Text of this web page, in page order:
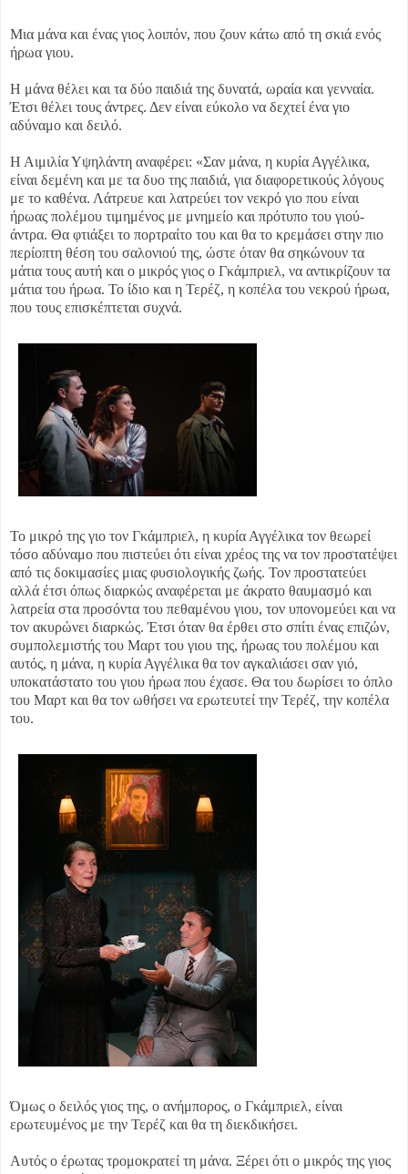
Μια μάνα και ένας γιος λοιπόν, που ζουν κάτω από τη σκιά ενός
ήρωα γιου.
Η μάνα θέλει και τα δύο παιδιά της δυνατά, ωραία και γενναία.
Έτσι θέλει τους άντρες. Δεν είναι εύκολο να δεχτεί ένα γιο
αδύναμο και δειλό.
Η Αιμιλία Υψηλάντη αναφέρει: «Σαν μάνα, η κυρία Αγγέλικα,
είναι δεμένη και με τα δυο της παιδιά, για διαφορετικούς λόγους
με το καθένα. Λάτρευε και λατρεύει τον νεκρό γιο που είναι
ήρωας πολέμου τιμημένος με μνημείο και πρότυπο του γιού-
άντρα. Θα φτιάξει το πορτραίτο του και θα το κρεμάσει στην πιο
περίοπτη θέση του σαλονιού της, ώστε όταν θα σηκώνουν τα
μάτια τους αυτή και ο μικρός γιος ο Γκάμπριελ, να αντικρίζουν τα
μάτια του ήρωα. Το ίδιο και η Τερέζ, η κοπέλα του νεκρού ήρωα,
που τους επισκέπτεται συχνά.
Το μικρό της γιο τον Γκάμπριελ, η κυρία Αγγέλικα τον θεωρεί
τόσο αδύναμο που πιστεύει ότι είναι χρέος της να τον προστατέψει
από τις δοκιμασίες μιας φυσιολογικής ζωής. Τον προστατεύει
αλλά έτσι όπως διαρκώς αναφέρεται με άκρατο θαυμασμό και
λατρεία στα προσόντα του πεθαμένου γιου, τον υπονομεύει και να
τον ακυρώνει διαρκώς. Έτσι όταν θα έρθει στο σπίτι ένας επιζών,
συμπολεμιστής του Μαρτ του γιου της, ήρωας του πολέμου και
αυτός, η μάνα, η κυρία Αγγέλικα θα τον αγκαλιάσει σαν γιό,
υποκατάστατο του γιου ήρωα που έχασε. Θα του δωρίσει το όπλο
του Μαρτ και θα τον ωθήσει να ερωτευτεί την Τερέζ, την κοπέλα
του.
Όμως ο δειλός γιος της, ο ανήμπορος, ο Γκάμπριελ, είναι
ερωτευμένος με την Τερέζ και θα τη διεκδικήσει.
Αυτός ο έρωτας τρομοκρατεί τη μάνα. Ξέρει ότι ο μικρός της γιος